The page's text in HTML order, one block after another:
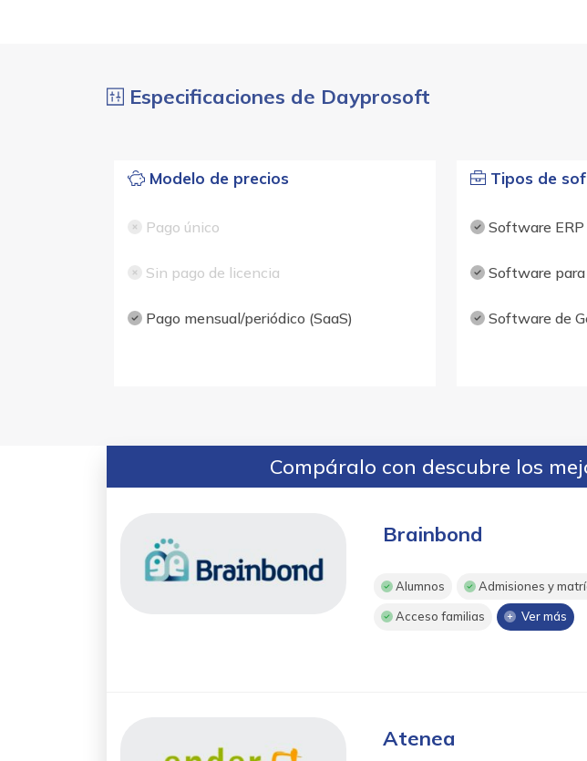
Especificaciones de Dayprosoft
Modelo de precios
Pago único
Sin pago de licencia
Pago mensual/periódico (SaaS)
Tipos de
Software ERP
Software para
Software de
Compáralo con descubre los
Brainbond
Alumnos Admisiones y
Acceso familias Ver más
Atenea